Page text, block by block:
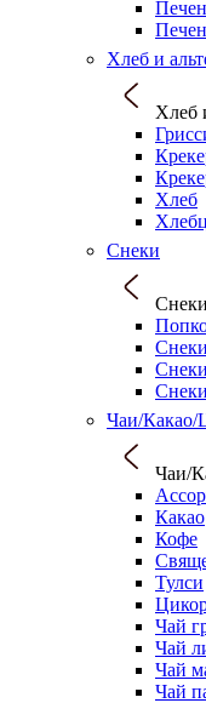
Хлеб и
Хлеб
Хлеб
Снеки
Снеки
Чаи/Какао/
Чаи/
Какао
Кофе
Тулси
Чай
Чай
Чай
Чай